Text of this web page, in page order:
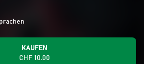
KAUFEN
CHF 10.00